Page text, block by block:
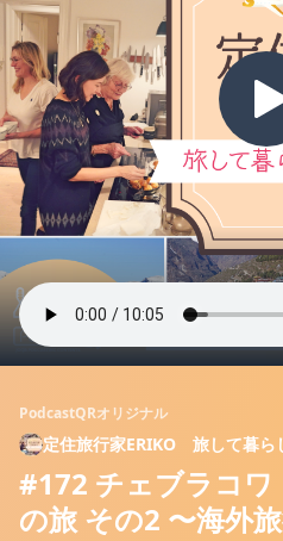
PodcastQRオリジナル
定住旅行家ERIKO 旅して暮ら
#172 チェブラコワ
の旅 その2 〜海外